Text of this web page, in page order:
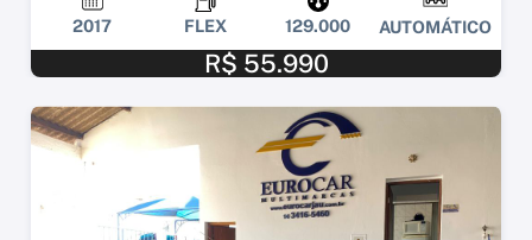
2017 FLEX 129.000 AUTOMÁTICO
R$ 55.990